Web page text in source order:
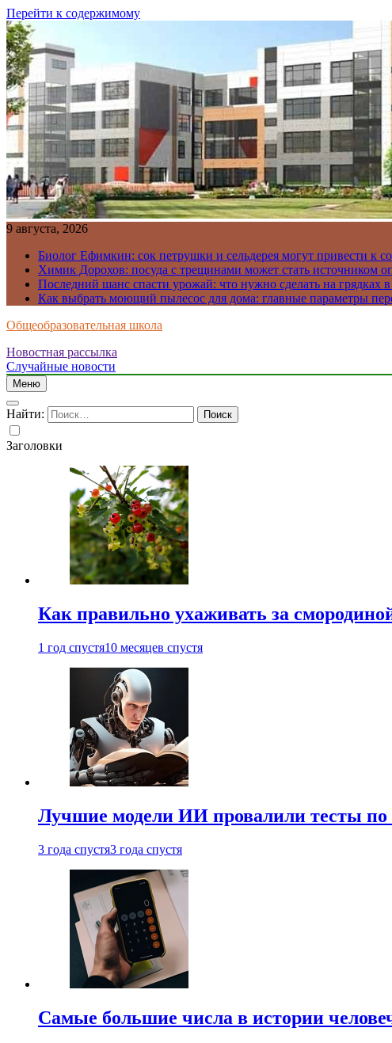
Перейти к содержимому
9 августа, 2026
Биолог Ефимкин: сок петрушки и сельдерея могут привести к
Химик Дорохов: посуда с трещинами может стать источником
Последний шанс спасти урожай: что нужно сделать на грядках в
Как выбрать моющий пылесос для дома: главные параметры
Общеобразовательная школа
Новостная рассылка
Случайные новости
Меню
Найти:
Заголовки
Как правильно ухаживать за
1 год спустя10 месяцев спустя
Лучшие модели ИИ провалили тесты по
3 года спустя3 года спустя
Самые большие числа в истории